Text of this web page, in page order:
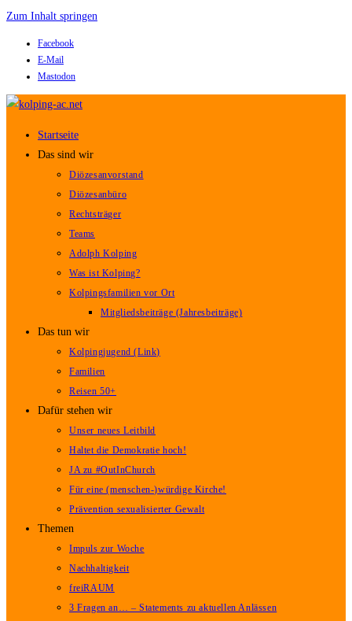
Zum Inhalt springen
Facebook
E-Mail
Mastodon
Startseite
Das sind wir
Diözesanvorstand
Diözesanbüro
Rechtsträger
Teams
Adolph Kolping
Was ist Kolping?
Kolpingsfamilien vor Ort
Mitgliedsbeiträge (Jahresbeiträge)
Das tun wir
Kolpingjugend (Link)
Familien
Reisen 50+
Dafür stehen wir
Unser neues Leitbild
Haltet die Demokratie hoch!
JA zu #OutInChurch
Für eine (menschen-)würdige Kirche!
Prävention sexualisierter Gewalt
Themen
Impuls zur Woche
Nachhaltigkeit
freiRAUM
3 Fragen an… – Statements zu aktuellen Anlässen